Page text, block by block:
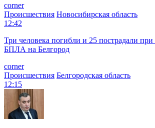
corner
Происшествия Новосибирская область
12:42
Три человека погибли и 25 пострадали при
БПЛА на Белгород
corner
Происшествия Белгородская область
12:15